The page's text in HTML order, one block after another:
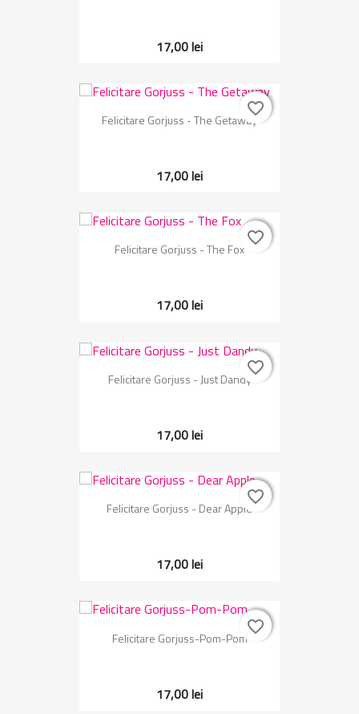
17,00 lei
Felicitare Gorjuss - The Getaway
17,00 lei
favorite_border
favorite_border
Felicitare Gorjuss - The Fox
17,00 lei
favorite_border
favorite_border
Felicitare Gorjuss - Just Dandy
17,00 lei
favorite_border
favorite_border
Felicitare Gorjuss - Dear Apple
17,00 lei
favorite_border
favorite_border
Felicitare Gorjuss-Pom-Pom
17,00 lei
favorite_border
favorite_border